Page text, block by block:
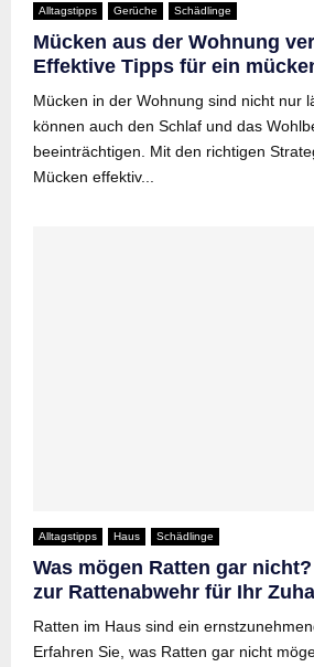
Alltagstipps Gerüche Schädlinge
Mücken aus der Wohnung
Effektive Tipps für ein
Mücken in der Wohnung sind nicht nur
können auch den Schlaf und das
beeinträchtigen. Mit den richtigen
Mücken effektiv...
Alltagstipps Haus Schädlinge
Was mögen Ratten gar
zur Rattenabwehr für Ihr
Ratten im Haus sind ein
Erfahren Sie, was Ratten gar nicht